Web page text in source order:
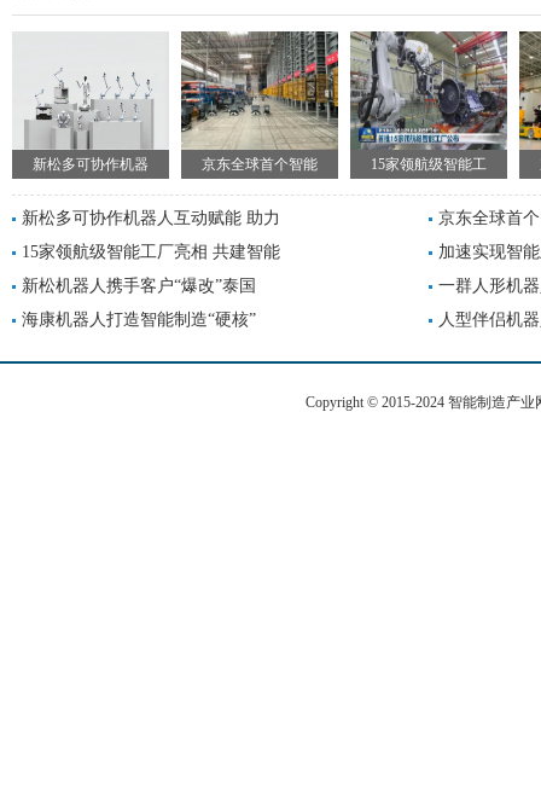
新松多可协作机器 京东全球首个智能 15家领航级智能工
新松多可协作机器人互动赋能 助力
京东全球首
15家领航级智能工厂亮相 共建智能
加速实现智
新松机器人携手客户“爆改”泰国
一群人形机
海康机器人打造智能制造“硬核”
人型伴侣机
Copyright © 2015-2024 智能制造产